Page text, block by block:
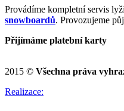
Provádíme kompletní servis
snowboardů. Provozujeme
Přijímáme platební karty
2015 © Všechna práva
Realizace: